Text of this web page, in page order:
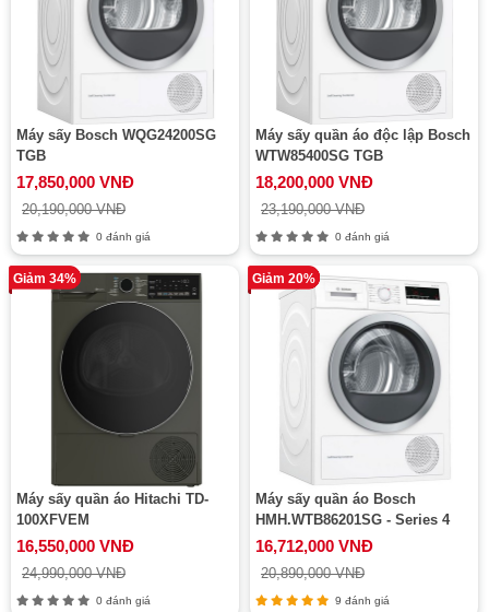
Máy sấy Bosch WQG24200SG
TGB
17,850,000 VNĐ
20,190,000 VNĐ
0 đánh giá
Máy sấy quần áo độc lập Bosch
WTW85400SG TGB
18,200,000 VNĐ
23,190,000 VNĐ
0 đánh giá
Giảm 34%
Máy sấy quần áo Hitachi TD-
100XFVEM
16,550,000 VNĐ
24,990,000 VNĐ
0 đánh giá
Giảm 20%
Máy sấy quần áo Bosch
HMH.WTB86201SG - Series 4
16,712,000 VNĐ
20,890,000 VNĐ
9 đánh giá